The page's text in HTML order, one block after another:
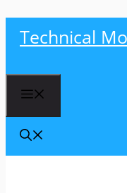
Technical